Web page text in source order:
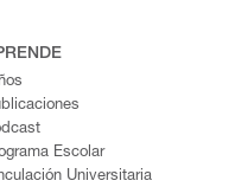
Escolar
Universitaria